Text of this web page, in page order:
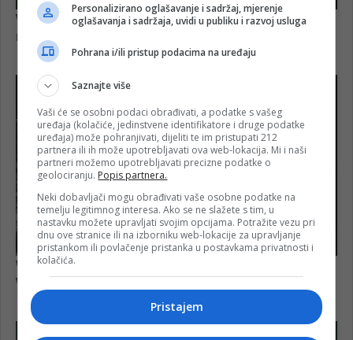
Personalizirano oglašavanje i sadržaj, mjerenje
oglašavanja i sadržaja, uvidi u publiku i razvoj usluga
Pohrana i/ili pristup podacima na uređaju
Saznajte više
Vaši će se osobni podaci obrađivati, a podatke s vašeg
uređaja (kolačiće, jedinstvene identifikatore i druge podatke
uređaja) može pohranjivati, dijeliti te im pristupati 212
partnera ili ih može upotrebljavati ova web-lokacija. Mi i naši
partneri možemo upotrebljavati precizne podatke o
geolociranju. Popis partnera.
Neki dobavljači mogu obrađivati vaše osobne podatke na
temelju legitimnog interesa. Ako se ne slažete s tim, u
nastavku možete upravljati svojim opcijama. Potražite vezu pri
dnu ove stranice ili na izborniku web-lokacije za upravljanje
pristankom ili povlačenje pristanka u postavkama privatnosti i
kolačića.
Pristajem